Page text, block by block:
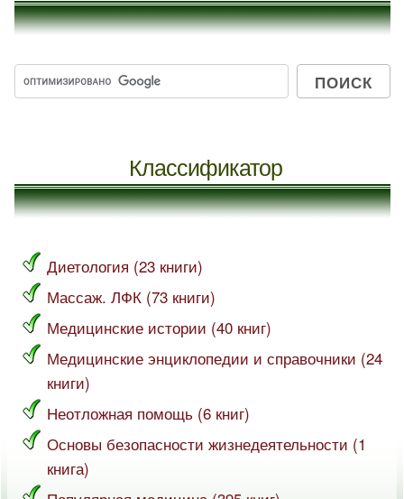
Классификатор
Диетология (23 книги)
Массаж. ЛФК (73 книги)
Медицинские истории (40 книг)
Медицинские энциклопедии и справочники (24
книги)
Неотложная помощь (6 книг)
Основы безопасности жизнедеятельности (1
книга)